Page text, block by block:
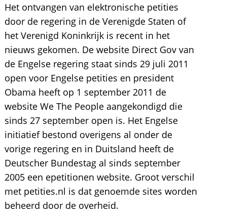
Het ontvangen van elektronische petities
door de regering in de Verenigde Staten of
het Verenigd Koninkrijk is recent in het
nieuws gekomen. De website Direct Gov van
de Engelse regering staat sinds 29 juli 2011
open voor Engelse petities en president
Obama heeft op 1 september 2011 de
website We The People aangekondigd die
sinds 27 september open is. Het Engelse
initiatief bestond overigens al onder de
vorige regering en in Duitsland heeft de
Deutscher Bundestag al sinds september
2005 een epetitionen website. Groot verschil
met petities.nl is dat genoemde sites worden
beheerd door de overheid.